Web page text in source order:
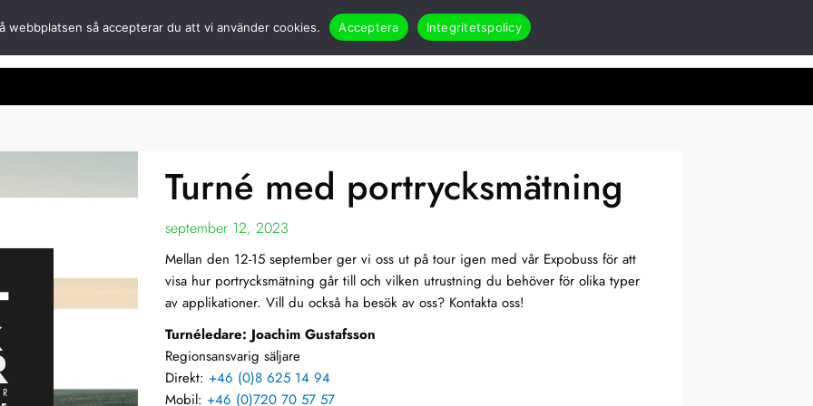
Öppna Om oss
Partners Nyheter Applikationer & case Öppna Applikationer & case
Kontakt RMA
Turné med portrycksmätning
september 12, 2023
Mellan den 12-15 september ger vi oss ut på tour igen med vår Expobuss för att
visa hur portrycksmätning går till och vilken utrustning du behöver för olika typer
av applikationer. Vill du också ha besök av oss? Kontakta oss!
Turnéledare: Joachim Gustafsson
Regionsansvarig säljare
Direkt: +46 (0)8 625 14 94
Mobil: +46 (0)720 70 57 57
webbplatsen så accepterar du att vi använder cookies. Acceptera Integritetspolicy